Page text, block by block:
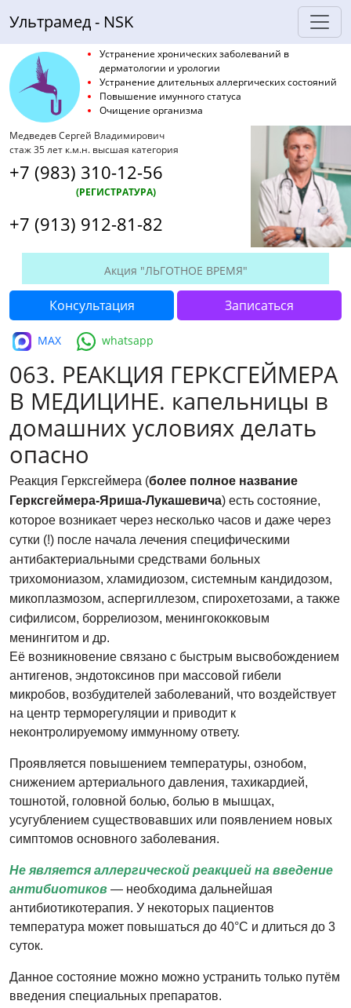
Ультрамед - NSK
Устранение хронических заболеваний в
дерматологии и урологии
Устранение длительных аллергических состояний
Повышение имунного статуса
Очищение организма
Медведев Сергей Владимирович
стаж 35 лет к.м.н. высшая категория
+7 (983) 310-12-56
(РЕГИСТРАТУРА)
+7 (913) 912-81-82
Акция "ЛЬГОТНОЕ ВРЕМЯ"
Консультация Записаться
MAX whatsapp
063. РЕАКЦИЯ ГЕРКСГЕЙМЕРА
В МЕДИЦИНЕ. капельницы в
домашних условиях делать
опасно
Реакция Герксгеймера (более полное название
Герксгеймера-Яриша-Лукашевича) есть состояние,
которое возникает через несколько часов и даже через
сутки (!) после начала лечения специфическими
антибактериальными средствами больных
трихомониазом, хламидиозом, системным кандидозом,
микоплазмозом, аспергиллезом, спирохетозами, а также
сифилисом, боррелиозом, менингококковым
менингитом и др.
Её возникновение связано с быстрым высвобождением
антигенов, эндотоксинов при массовой гибели
микробов, возбудителей заболеваний,​ что воздействует
на центр терморегуляции и приводит к
неконтролируемому иммунному ответу.
Проявляется повышением температуры, ознобом,
снижением артериального давления, тахикардией,
тошнотой, головной болью, болью в мышцах,
усугублением существовавших или появлением новых
симптомов основного заболевания.
Не является аллергической реакцией на введение
антибиотиков — необходима дальнейшая
антибиотикотерапия. У некоторых пациентов
температура может повышаться до 40°С и длиться до 3
суток.
Данное состояние можно можно устранить только путём
введения специальных препаратов.